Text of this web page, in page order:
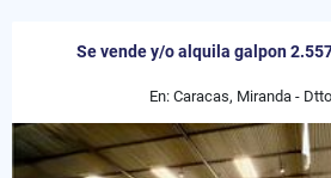
Se vende y/o alquila galpon
En: Caracas, Miranda -